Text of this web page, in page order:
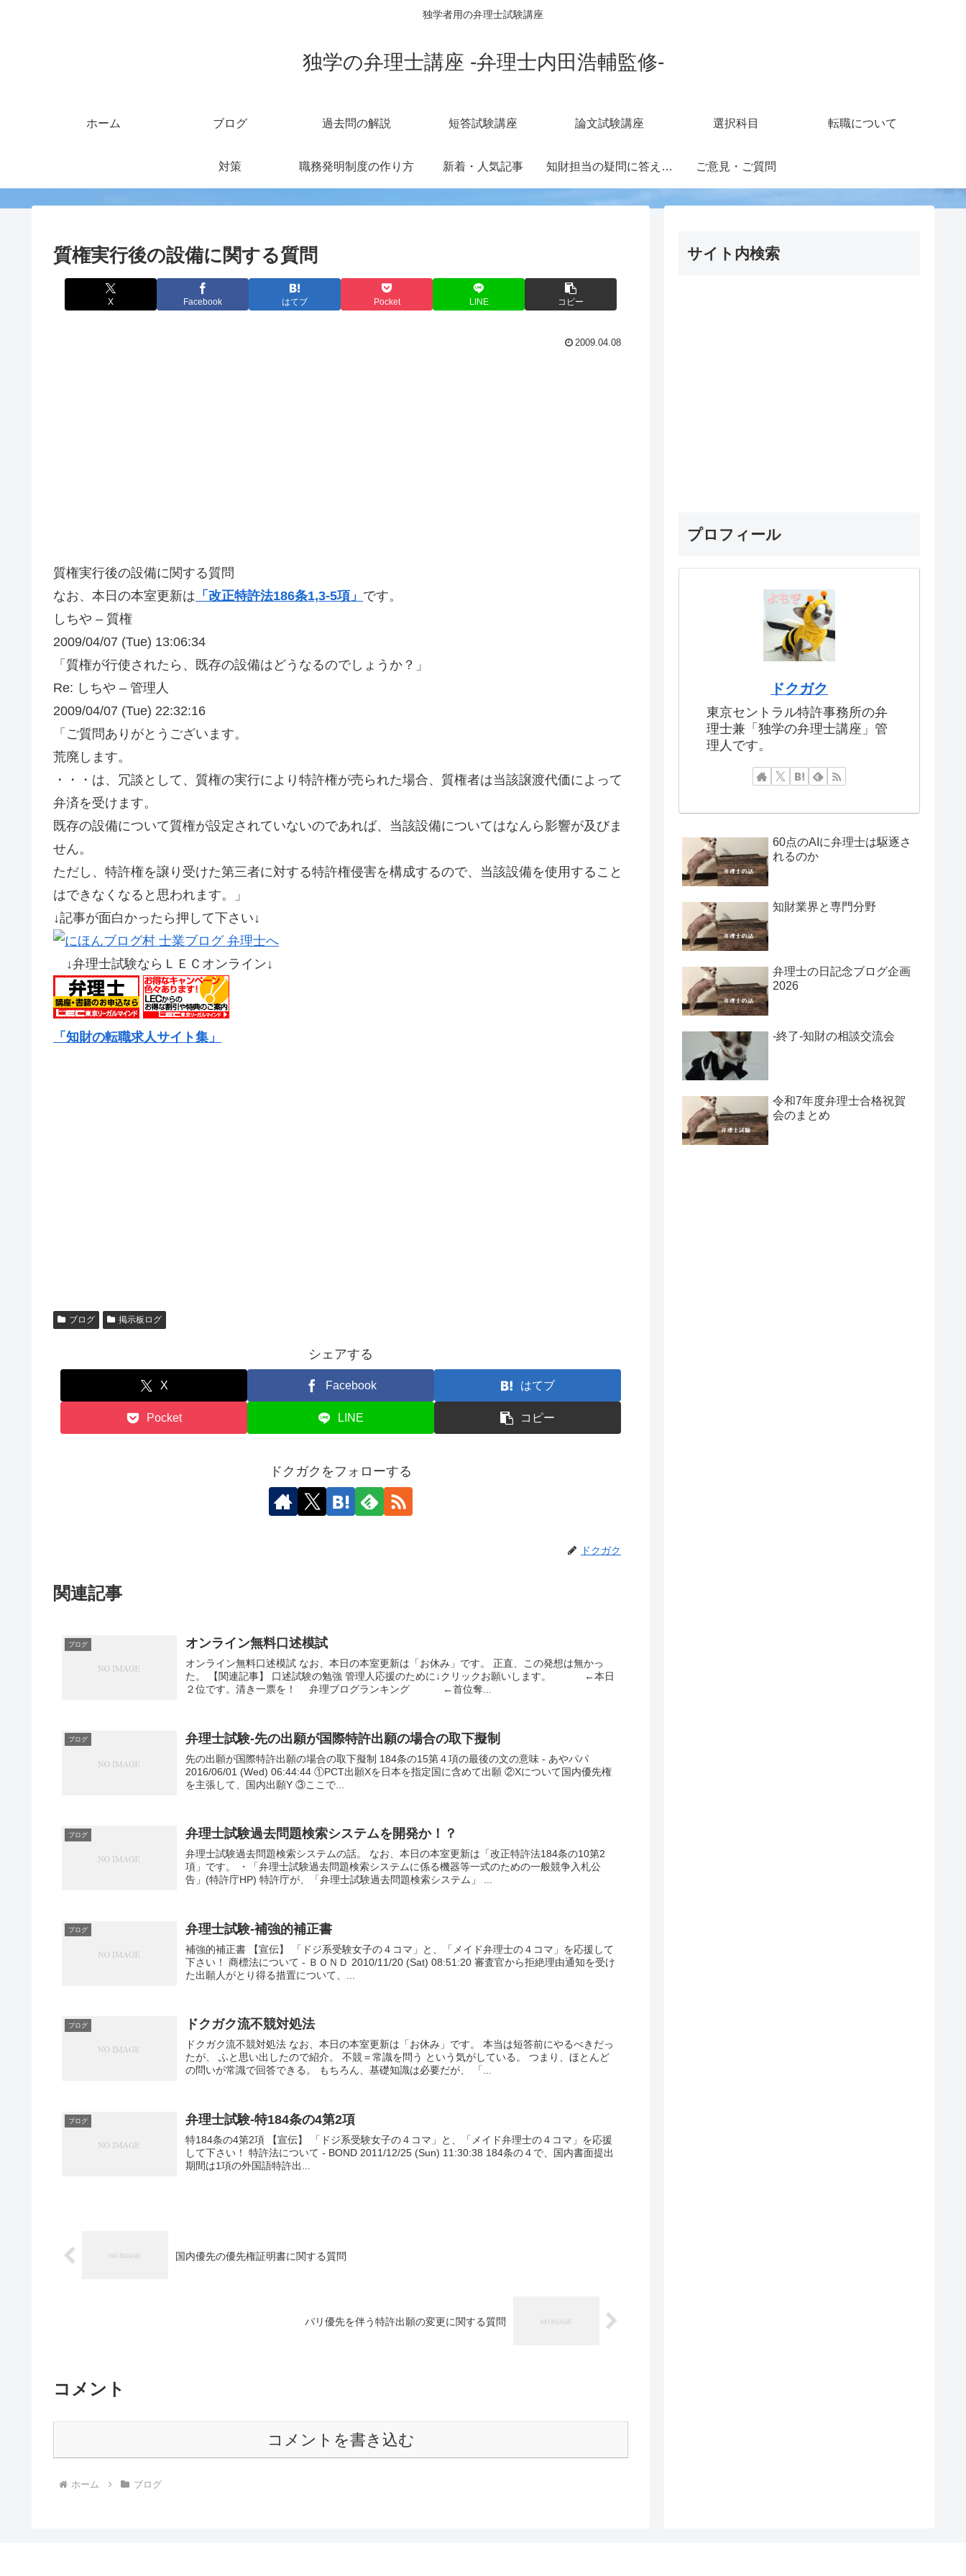
独学者用の弁理士試験講座
独学の弁理士講座 -弁理士内田浩輔監修-
ホーム ブログ 過去問の解説 短答試験講座 論文試験講座 選択科目 転職について
対策 職務発明制度の作り方 新着・人気記事 知財担当の疑問に答えるフォーラム ご意見・ご質問
質権実行後の設備に関する質問
X Facebook はてブ Pocket LINE コピー
2009.04.08
質権実行後の設備に関する質問
なお、本日の本室更新は 「改正特許法186条1,3-5項」 です。
しちや – 質権
2009/04/07 (Tue) 13:06:34
「質権が行使されたら、既存の設備はどうなるのでしょうか？」
Re: しちや – 管理人
2009/04/07 (Tue) 22:32:16
「ご質問ありがとうございます。
荒廃します。
・・・は、冗談として、質権の実行により特許権が売られた場合、質権者は当該譲渡代価によって
弁済を受けます。
既存の設備について質権が設定されていないのであれば、当該設備についてはなんら影響が及びま
せん。
ただし、特許権を譲り受けた第三者に対する特許権侵害を構成するので、当該設備を使用すること
はできなくなると思われます。」
↓記事が面白かったら押して下さい↓
↓弁理士試験ならＬＥＣオンライン↓
「知財の転職求人サイト集」
ブログ 掲示板ログ
シェアする
X Facebook はてブ
Pocket LINE コピー
ドクガクをフォローする
ドクガク
関連記事
ブログ オンライン無料口述模試
オンライン無料口述模試 なお、本日の本室更新は「お休み」です。 正直、この発想は無かっ
た。 【関連記事】 口述試験の勉強 管理人応援のために↓クリックお願いします。 ←本日
２位です。清き一票を！ 弁理ブログランキング ←首位奪...
ブログ 弁理士試験-先の出願が国際特許出願の場合の取下擬制
先の出願が国際特許出願の場合の取下擬制 184条の15第４項の最後の文の意味 - あやパパ
2016/06/01 (Wed) 06:44:44 ①PCT出願Xを日本を指定国に含めて出願 ②Xについて国内優先権
を主張して、国内出願Y ③ここで...
ブログ 弁理士試験過去問題検索システムを開発か！？
弁理士試験過去問題検索システムの話。 なお、本日の本室更新は「改正特許法184条の10第2
項」です。 ・「弁理士試験過去問題検索システムに係る機器等一式のための一般競争入札公
告」(特許庁HP) 特許庁が、「弁理士試験過去問題検索システム」 ...
ブログ 弁理士試験-補強的補正書
補強的補正書 【宣伝】 「ドジ系受験女子の４コマ」と、「メイド弁理士の４コマ」を応援して
下さい！ 商標法について - ＢＯＮＤ 2010/11/20 (Sat) 08:51:20 審査官から拒絶理由通知を受け
た出願人がとり得る措置について、...
ブログ ドクガク流不競対処法
ドクガク流不競対処法 なお、本日の本室更新は「お休み」です。 本当は短答前にやるべきだっ
たが、 ふと思い出したので紹介。 不競＝常識を問う という気がしている。 つまり、ほとんど
の問いが常識で回答できる。 もちろん、基礎知識は必要だが、 「...
ブログ 弁理士試験-特184条の4第2項
特184条の4第2項 【宣伝】 「ドジ系受験女子の４コマ」と、「メイド弁理士の４コマ」を応援
して下さい！ 特許法について - BOND 2011/12/25 (Sun) 11:30:38 184条の４で、国内書面提出
期間は1項の外国語特許出...
国内優先の優先権証明書に関する質問
パリ優先を伴う特許出願の変更に関する質問
コメント
コメントを書き込む
ホーム ブログ
サイト内検索
プロフィール
ドクガク
東京セントラル特許事務所の弁
理士兼「独学の弁理士講座」管
理人です。
60点のAIに弁理士は駆逐さ
れるのか
知財業界と専門分野
弁理士の日記念ブログ企画
2026
-終了-知財の相談交流会
令和7年度弁理士合格祝賀
会のまとめ